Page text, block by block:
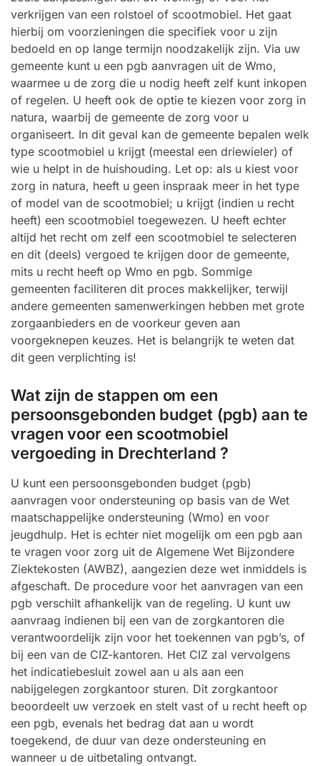
verkrijgen van een rolstoel of scootmobiel. Het gaat
hierbij om voorzieningen die specifiek voor u zijn
bedoeld en op lange termijn noodzakelijk zijn. Via uw
gemeente kunt u een pgb aanvragen uit de Wmo,
waarmee u de zorg die u nodig heeft zelf kunt inkopen
of regelen. U heeft ook de optie te kiezen voor zorg in
natura, waarbij de gemeente de zorg voor u
organiseert. In dit geval kan de gemeente bepalen welk
type scootmobiel u krijgt (meestal een driewieler) of
wie u helpt in de huishouding. Let op: als u kiest voor
zorg in natura, heeft u geen inspraak meer in het type
of model van de scootmobiel; u krijgt (indien u recht
heeft) een scootmobiel toegewezen. U heeft echter
altijd het recht om zelf een scootmobiel te selecteren
en dit (deels) vergoed te krijgen door de gemeente,
mits u recht heeft op Wmo en pgb. Sommige
gemeenten faciliteren dit proces makkelijker, terwijl
andere gemeenten samenwerkingen hebben met grote
zorgaanbieders en de voorkeur geven aan
voorgeknepen keuzes. Het is belangrijk te weten dat
dit geen verplichting is!
Wat zijn de stappen om een
persoonsgebonden budget (pgb) aan te
vragen voor een scootmobiel
vergoeding in Drechterland ?
U kunt een persoonsgebonden budget (pgb)
aanvragen voor ondersteuning op basis van de Wet
maatschappelijke ondersteuning (Wmo) en voor
jeugdhulp. Het is echter niet mogelijk om een pgb aan
te vragen voor zorg uit de Algemene Wet Bijzondere
Ziektekosten (AWBZ), aangezien deze wet inmiddels is
afgeschaft. De procedure voor het aanvragen van een
pgb verschilt afhankelijk van de regeling. U kunt uw
aanvraag indienen bij een van de zorgkantoren die
verantwoordelijk zijn voor het toekennen van pgb’s, of
bij een van de CIZ-kantoren. Het CIZ zal vervolgens
het indicatiebesluit zowel aan u als aan een
nabijgelegen zorgkantoor sturen. Dit zorgkantoor
beoordeelt uw verzoek en stelt vast of u recht heeft op
een pgb, evenals het bedrag dat aan u wordt
toegekend, de duur van deze ondersteuning en
wanneer u de uitbetaling ontvangt.